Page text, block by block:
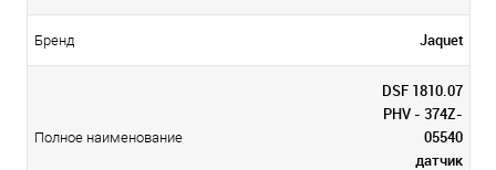
Бренд Jaquet
Полное наименование
DSF 1810.07
PHV - 374Z-
05540
датчик